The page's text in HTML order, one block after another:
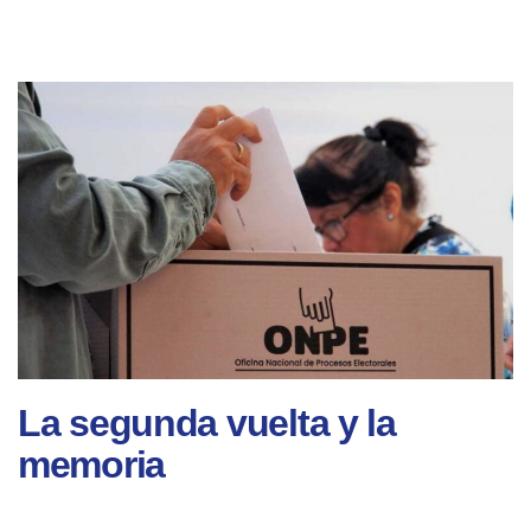
La segunda vuelta y la
memoria